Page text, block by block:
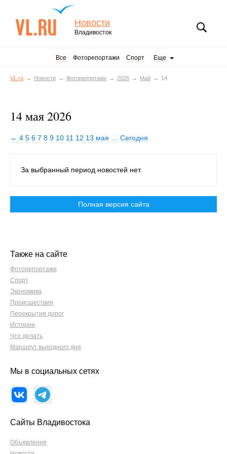
Новости
Владивосток
Все Фоторепортажи Спорт Еще
VL.ru Новости Фоторепортажи 2026 Май 14
14 мая 2026
← 4 5 6 7 8 9 10 11 12 13 мая Сегодня
За выбранный период новостей нет.
Полная версия сайта
Также на сайте
Фоторепортажи
Спорт
Экономика
Происшествия
Перекрытия дорог
Истории
Что делать
Маршрут выходного дня
Мы в социальных сетях
Сайты Владивостока
Объявления